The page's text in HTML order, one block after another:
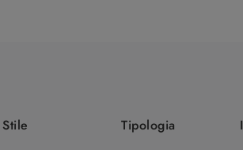
Stile Tipologia